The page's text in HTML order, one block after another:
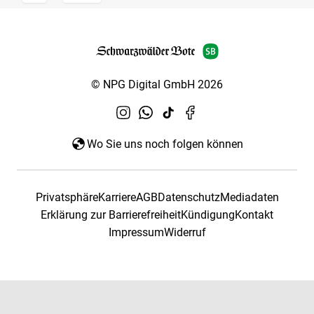
© NPG Digital GmbH 2026
Wo Sie uns noch folgen können
PrivatsphäreKarriereAGBDatenschutzMediadaten
Erklärung zur BarrierefreiheitKündigungKontakt
ImpressumWiderruf